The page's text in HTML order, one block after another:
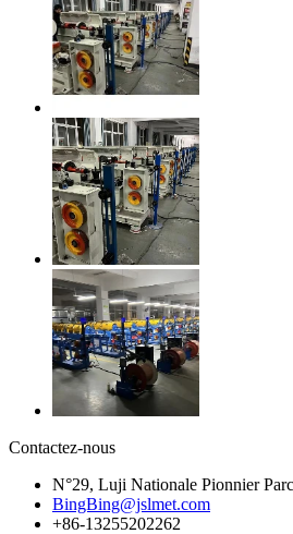
Contactez-nous
N°29, Luji Nationale Pionnier
BingBing@jslmet.com
+86-13255202262